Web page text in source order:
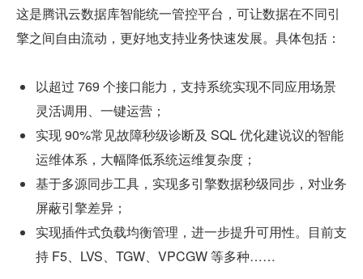
这是腾讯云数据库智能统一管控平台，可让数据在不同引
擎之间自由流动，更好地支持业务快速发展。具体包括：
以超过 769 个接口能力，支持系统实现不同应用场景
灵活调用、一键运营；
实现 90%常见故障秒级诊断及 SQL 优化建说议的智能
运维体系，大幅降低系统运维复杂度；
基于多源同步工具，实现多引擎数据秒级同步，对业务
屏蔽引擎差异；
实现插件式负载均衡管理，进一步提升可用性。目前支
持 F5、LVS、TGW、VPCGW 等多种……